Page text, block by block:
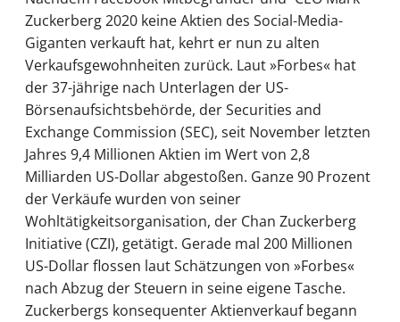
Zuckerberg 2020 keine Aktien des Social-Media-
Giganten verkauft hat, kehrt er nun zu alten
Verkaufsgewohnheiten zurück. Laut »Forbes« hat
der 37-jährige nach Unterlagen der US-
Börsenaufsichtsbehörde, der Securities and
Exchange Commission (SEC), seit November letzten
Jahres 9,4 Millionen Aktien im Wert von 2,8
Milliarden US-Dollar abgestoßen. Ganze 90 Prozent
der Verkäufe wurden von seiner
Wohltätigkeitsorganisation, der Chan Zuckerberg
Initiative (CZI), getätigt. Gerade mal 200 Millionen
US-Dollar flossen laut Schätzungen von »Forbes«
nach Abzug der Steuern in seine eigene Tasche.
Zuckerbergs konsequenter Aktienverkauf begann